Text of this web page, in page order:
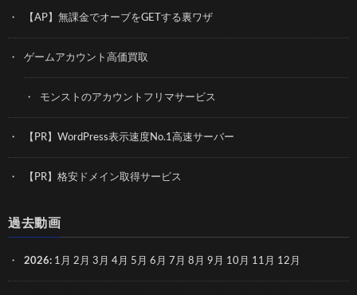
【AP】無課金でオーブをGETする裏ワザ
ゲームアカウント高価買取
モンストのアカウントフリマサービス
【PR】WordPress表示速度No.1高速サーバー
【PR】格安ドメイン取得サービス
過去動画
2026: 1月 2月 3月 4月 5月 6月 7月 8月 9月 10月 11月 12月